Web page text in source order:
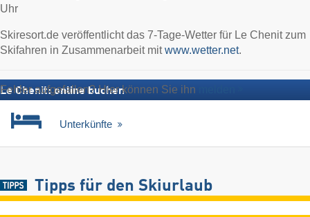
Uhr
Skiresort.de veröffentlicht das 7-Tage-Wetter für Le Chenit zum
Skifahren in Zusammenarbeit mitwww.wetter.net.
Fehler aufgefallen? Hier können Sie ihn
Le Chenit: online buchen
Unterkünfte
Tipps für den Skiurlaub